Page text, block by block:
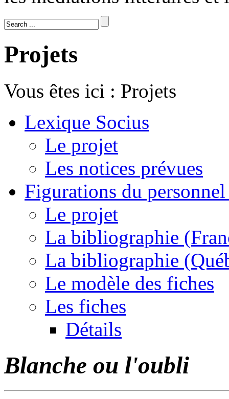
Projets
Vous êtes ici : Projets
Lexique Socius
Le projet
Les notices prévues
Figurations du
Le projet
La bibliographie
La bibliographie
Le modèle des fiches
Les fiches
Détails
Blanche ou l'oubli